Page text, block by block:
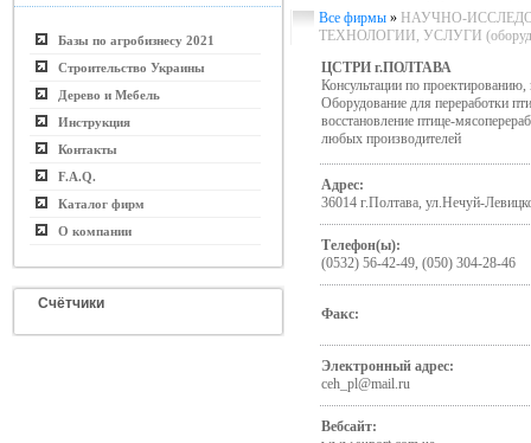
Базы по агробизнесу 2021
Строительство Украины
Дерево и Мебель
Инструкция
Контакты
F.A.Q.
Каталог фирм
О компании
Счётчики
Все фирмы » НАУЧНО-
ТЕХНОЛОГИИ, УСЛУГИ
ЦСТРИ г.ПОЛТАВА
Консультации по
Оборудование для переработки
восстановление птице-
любых производителей
Адрес:
36014 г.Полтава, ул.Нечуй-
Телефон(ы):
(0532) 56-42-49, (050) 304-28-46
Факс:
Электронный адрес:
ceh_pl@mail.ru
Вебсайт: